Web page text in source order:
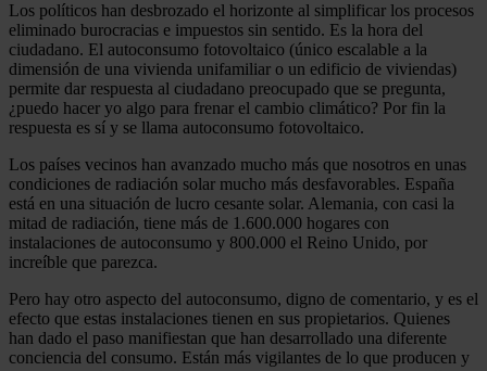
Los políticos han desbrozado el horizonte al simplificar los procesos
eliminado burocracias e impuestos sin sentido. Es la hora del
ciudadano. El autoconsumo fotovoltaico (único escalable a la
dimensión de una vivienda unifamiliar o un edificio de viviendas)
permite dar respuesta al ciudadano preocupado que se pregunta,
¿puedo hacer yo algo para frenar el cambio climático? Por fin la
respuesta es sí y se llama autoconsumo fotovoltaico.
Los países vecinos han avanzado mucho más que nosotros en unas
condiciones de radiación solar mucho más desfavorables. España
está en una situación de lucro cesante solar. Alemania, con casi la
mitad de radiación, tiene más de 1.600.000 hogares con
instalaciones de autoconsumo y 800.000 el Reino Unido, por
increíble que parezca.
Pero hay otro aspecto del autoconsumo, digno de comentario, y es el
efecto que estas instalaciones tienen en sus propietarios. Quienes
han dado el paso manifiestan que han desarrollado una diferente
conciencia del consumo. Están más vigilantes de lo que producen y